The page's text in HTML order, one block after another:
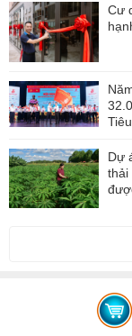
Cư
Dự
thải